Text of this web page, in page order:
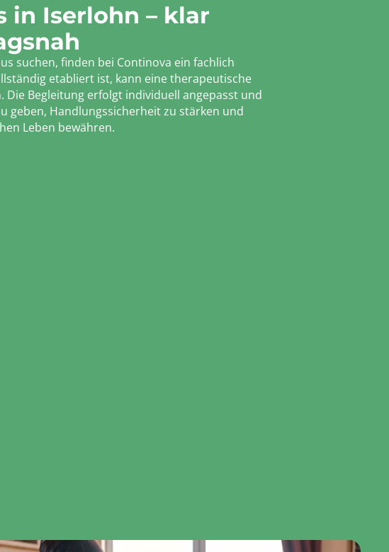
in Iserlohn – klar
suchen, finden bei Continova ein fachlich
etabliert ist, kann eine therapeutische
Begleitung erfolgt individuell angepasst und
geben, Handlungssicherheit zu stärken und
Leben bewähren.